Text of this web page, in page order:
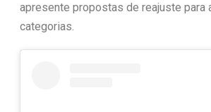
apresente propostas de reajuste para
categorias.